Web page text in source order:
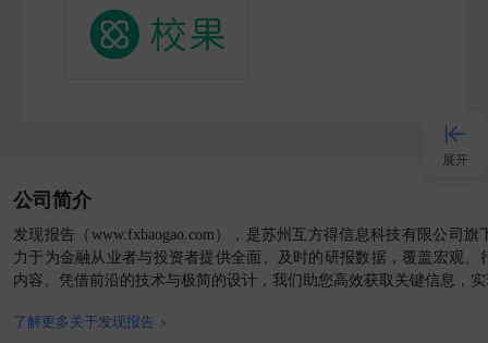
公司简介
发现报告（www.fxbaogao.com），是苏州互方得信息科技有限公司
力于为金融从业者与投资者提供全面、及时的研报数据，覆盖宏观、
内容。凭借前沿的技术与极简的设计，我们助您高效获取关键信息，
了解更多关于发现报告 >
展开
接入AI
小程序